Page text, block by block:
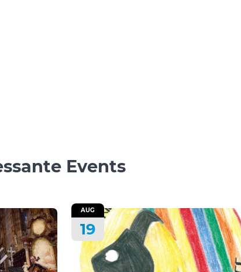
Events
AUG
19